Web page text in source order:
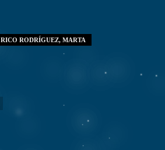
RICO RODRÍGUEZ, MARTA